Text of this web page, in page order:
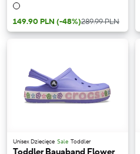
149.90 PLN (-48%)289.99 PLN
Unisex Dziecięce Sale Toddler